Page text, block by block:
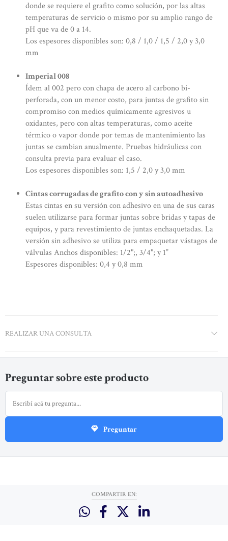
donde se requiere el grafito como solución, por las altas
temperaturas de servicio o mismo por su amplio rango de
pH que va de 0 a 14.
Los espesores disponibles son: 0,8 / 1,0 / 1,5 / 2,0 y 3,0
mm
Imperial 008
Ídem al 002 pero con chapa de acero al carbono bi-
perforada, con un menor costo, para juntas de grafito sin
compromiso con medios químicamente agresivos u
oxidantes, pero con altas temperaturas, como aceite
térmico o vapor donde por temas de mantenimiento las
juntas se cambian anualmente. Pruebas hidráulicas con
consulta previa para evaluar el caso.
Los espesores disponibles son: 1,5 / 2,0 y 3,0 mm
Cintas corrugadas de grafito con y sin autoadhesivo
Estas cintas en su versión con adhesivo en una de sus caras
suelen utilizarse para formar juntas sobre bridas y tapas de
equipos, y para revestimiento de juntas enchaquetadas. La
versión sin adhesivo se utiliza para empaquetar vástagos de
válvulas Anchos disponibles: 1/2";, 3/4"; y 1”
Espesores disponibles: 0,4 y 0,8 mm
REALIZAR UNA CONSULTA
Preguntar sobre este producto
Preguntar
COMPARTIR EN: